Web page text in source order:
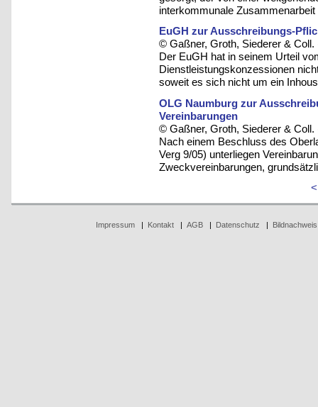
interkommunale Zusammenarbeit
EuGH zur Ausschreibungs-
© Gaßner, Groth, Siederer & Coll.
Der EuGH hat in seinem Urteil
Dienstleistungskonzessionen
soweit es sich nicht um ein
OLG Naumburg zur
Vereinbarungen
© Gaßner, Groth, Siederer & Coll.
Nach einem Beschluss des
Verg 9/05) unterliegen
Zweckvereinbarungen,
<
Impressum| Kontakt| AGB| Datenschutz | Bildnachweis